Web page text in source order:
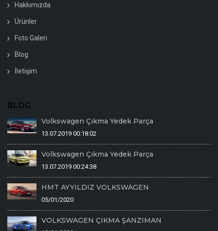
Hakkımızda
Ürünler
Foto Galeri
Blog
İletişim
BLOG
Volkswagen Çıkma Yedek Parça
13.07.2019 00:18:02
Volkswagen Çıkma Yedek Parça
13.07.2019 00:24:38
HMT AYYILDIZ VOLKSWAGEN
05/01/2020
VOLKSWAGEN ÇIKMA ŞANZIMAN